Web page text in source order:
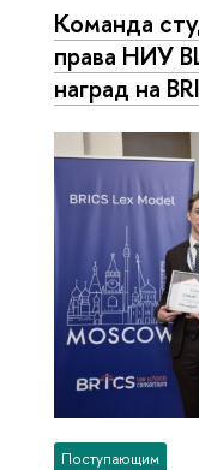
Команда
права НИУ
наград на
Поступающим